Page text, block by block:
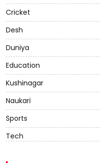
Cricket
Desh
Duniya
Education
Kushinagar
Naukari
Sports
Tech